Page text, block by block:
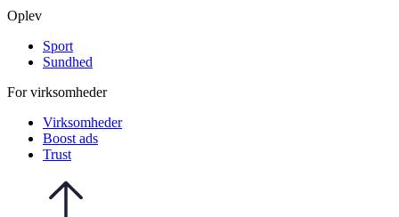
Oplev
Sport
Sundhed
For virksomheder
Virksomheder
Boost ads
Trust